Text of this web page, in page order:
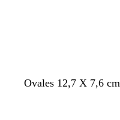
Ovales 12,7 X 7,6 cm